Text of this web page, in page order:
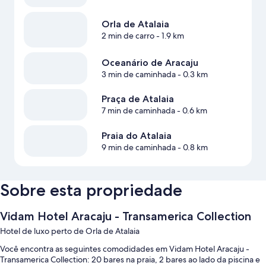
Orla de Atalaia
2 min de carro- 1.9 km
Oceanário de Aracaju
3 min de caminhada- 0.3 km
Praça de Atalaia
7 min de caminhada- 0.6 km
Praia do Atalaia
9 min de caminhada- 0.8 km
Sobre esta propriedade
Vidam Hotel Aracaju - Transamerica Collection
Hotel de luxo perto de Orla de Atalaia
Você encontra as seguintes comodidades em Vidam Hotel Aracaju -
Transamerica Collection: 20 bares na praia, 2 bares ao lado da piscina e